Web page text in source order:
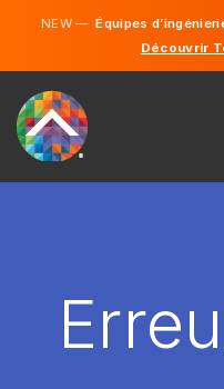
NEW —Équipes
Découvrir